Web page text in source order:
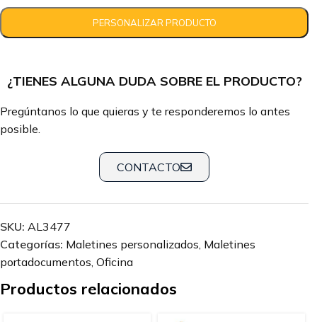
¿TIENES ALGUNA DUDA SOBRE EL PRODUCTO?
Pregúntanos lo que quieras y te responderemos lo antes
posible.
CONTACTO
SKU: AL3477
Categorías: Maletines personalizados, Maletines
portadocumentos, Oficina
Productos relacionados